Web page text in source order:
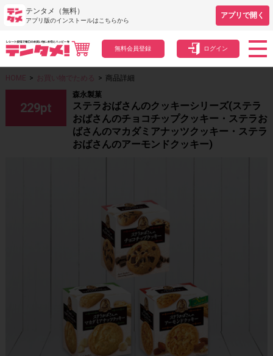
テンタメ（無料）
アプリ版のインストールはこちらから
アプリで開く
無料会員登録 ログイン
HOME > お買い物でためる > 商品詳細
229pt
森永製菓
ステラおばさんのクッキーシリーズ(ステラ
おばさんのチョコチップクッキー・ステラお
ばさんのマカダミアナッツクッキー・ステラ
おばさんのアーモンドクッキー)